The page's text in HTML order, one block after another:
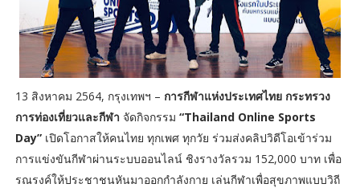
13 สิงหาคม 2564, กรุงเทพฯ – การกีฬาแห่งประเทศไทย กระทรวง
การท่องเที่ยวและกีฬา จัดกิจกรรม “Thailand Online Sports
Day”เปิดโอกาสให้คนไทย ทุกเพศ ทุกวัย ร่วมส่งคลิปวิดีโอเข้าร่วม
การแข่งขันกีฬาผ่านระบบออนไลน์ ชิงรางวัลรวม 152,000 บาท เพื่อ
รณรงค์ให้ประชาชนหันมาออกกำลังกาย เล่นกีฬาเพื่อสุขภาพแบบวิถี